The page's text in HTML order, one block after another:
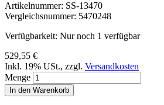
Artikelnummer: SS-13470
Vergleichsnummer: 5470248
Verfügbarkeit: Nur noch 1 verfügbar
529,55 €
Inkl. 19% USt., zzgl. Versandkosten
Menge
In den Warenkorb